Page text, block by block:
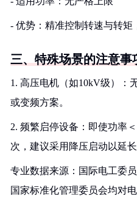
- 优势：精准控制转速与转矩
三、特殊场景的注意事
1. 高压电机（如10kV级）：
或变频方案。
2. 频繁启停设备：即使功率
次，建议采用降压启动以延长
专业数据来源：国际电工委
国家标准化管理委员会均对